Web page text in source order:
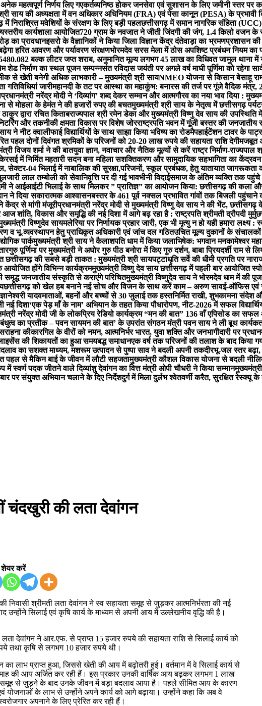
महत्वपूर्ण निर्णय लिए गएकर्तव्यनिष्ठ होकर जनसेवा एवं सुशासन के लिए जमीनी स्तर पर
साय की अध्यक्षता में वन अधिकार अधिनियम (FRA) एवं पेसा कानून (PESA) के प्रभावी
में निराश्रित मवेशियों के संरक्षण के लिए बड़ी पहलछत्तीसगढ़ में समान नागरिक संहिता
कार्यशाला आयोजित720 ग्राम के नवजात ने जीती जिंदगी की जंग, 1.4 किलो वजन के
का प्रावधानइसरो के वैज्ञानिकों ने किया जिला विज्ञान केंद्र दंतेवाड़ा का भ्रमणप्रशासन की
हरित आवरण और पर्यावरण संरक्षणभोरमदेव सरस मेला में ठोस अपशिष्ट प्रबंधन नियम का
बल्क लीटर जप्त शराब, अनुमानित मूल्य लगभग 45 लाख का विधिवत जामुल थाना में
शेड निर्माण का स्थल पूजन सम्पन्नसंत रविदास जयंती पर अगले वर्ष माघी पूर्णिमा को रहेगा
से खेती बनेगी अधिक लाभकारी – मुख्यमंत्री श्री सायNMEO योजना से किसान बेसाहू
जारीमहानदी के तट पर आस्था का महाकुंभ: बनारस की तर्ज पर गूंजे वैदिक मंत्र,
प्रधानमंत्री नरेंद्र मोदी ने ‘दिव्यांग’ शब्द देकर सम्मान और आत्मगौरव का नया भाव दिया :
से मोहला के हेमंत ने की हजारों रुपए की बचतमुख्यमंत्री श्री साय के नेतृत्व में छत्तीसगढ़
द्वारा रचित किताबराज्यपाल श्री रमेन डेका और मुख्यमंत्री विष्णु देव साय की
और तकनीकी क्षमता विकास पर विशेष जोरराष्ट्रपति भवन में गूंजी बस्तर की
ने नीट क्वालीफाई विद्यार्थियों के साथ साझा किया भविष्य का रोडमैपहाईटेंशन टावर के
पहल दोनों दिवंगत श्रमिकों के परिजनों को 20-20 लाख रुपये की सहायता राशि देगीमजबूत
विजय शर्मा ने की बातयुवा ज्ञान, नवाचार और नैतिक मूल्यों से करें राष्ट्र निर्माण-राज्यपाल
में निर्मित महतारी सदन बना महिला सशक्तिकरण और सामुदायिक सहभागिता का केंद्रवन
सेक्टर-04 भिलाई में नाबालिक की सुरक्षा,परिजनों, स्कूल प्रबंधक, हेतु यातायात जागरूकता
लाल तम्बोली को सेवानिवृत्ति पर दी गई भावभीनी विदाईसमाज के अंतिम व्यक्ति तक पहुंचे
ने आईआईटी भिलाई के साथ मिलकर ” प्रातिज्ञ” का आयोजन किया: छत्तीसगढ़ की कला
ने दिया सकारात्मक आश्वासनबस्तर के 461 पूर्व नक्सल प्रभावित गांवों तक बिजली
केंद्र से मांगी मंजूरीप्रधानमंत्री नरेंद्र मोदी से मुख्यमंत्री विष्णु देव साय ने की भेंट,
शांति, विकास और समृद्धि की नई दिशा में आगे बढ़ रहा है : राष्ट्रपति श्रीमती द्रौपदी मुर्मु
विष्णुदेव सायमलेरिया पर निर्णायक प्रहार जारी, एक भी मृत्यु न हो यही हमारा लक्ष्य :
व भू-व्यवस्थापन हेतु प्राधिकृत अधिकारी एवं जांच दल गठितउचित मूल्य दुकानों के संचालकों
पार्कमुख्यमंत्री श्री साय ने कैलाशपति धाम में किया जलाभिषेक: भगवान मनकामेश्वर
गुरु पूर्णिमा पर मुख्यमंत्री ने अघोर गुरु पीठ बनोरा में किए गुरु दर्शन, बाबा प्रियदर्शी राम से
छत्तीसगढ़ की सबसे बड़ी ताकत : मुख्यमंत्री श्री सायपट्टाधृति सर्वे की धीमी प्रगति पर
होंगे विभिन्न कार्यक्रममुख्यमंत्री विष्णु देव साय छत्तीसगढ़ में पहली बार आयोजित
समृद्ध जनजातीय संस्कृति से कराएंगे परिचितमुख्यमंत्री विष्णुदेव साय ने भोरमदेव धाम में की
छत्तीसगढ़ को खेल हब बनाने नई सोच और विजन के साथ करें काम – अरुण सावई-ऑफिस एवं
यादवमाताओं, बहनों और बच्चों से 30 जुलाई तक हस्तनिर्मित राखी, शुभकामना
नई दिशा‘एक पेड़ माँ के नाम’ अभियान के तहत किया पौधारोपण, नीट-2026 में सफल
नरेंद्र मोदी जी के लोकप्रिय रेडियो कार्यक्रम “मन की बात” 136 वाँ एपिसोड का
का प्रतीक – पवन सायमन की बात’ के उपरांत संगठन मंत्री पवन साय ने ली बूथ
कीकारगिल के वीरों को नमन, आत्मनिर्भर भारत, युवा शक्ति और जनभागीदारी पर
की शिकायतों का हुआ समयबद्ध समाधानएक वर्ष तक परिजनों की तलाश के बाद किया
का सशक्त माध्यम, मशरूम उत्पादन से पुष्पा साव ने बदली अपनी तकदीरभू-जल स्तर बढ़ा,
पहल से मैकिन बाई के जीवन में लौटी सहजतामुख्यमंत्री कौशल विकास योजना से बदली
में स्वर्ण पदक जीतने वाले दिव्यांशु देवांगन का वित्त मंत्री ओपी चौधरी ने किया सम्मान
पर संयुक्त अभियान चलाने के दिए निर्देशदुर्ग में मिला दुर्लभ श्वेतवर्णी करैत, सुरक्षित रेस्क्यू
चंदखुरी की लता देवांगन
शेयर करें
श्रीमती लता देवांगन ने स्व सहायता समूह से जुड़कर आत्मनिर्भरता की नई
सिलाई एवं कृषि कार्य के माध्यम से अपनी आय में उल्लेखनीय वृद्धि की है।
देवांगन ने आर.एफ. से प्राप्त 15 हजार रुपये की सहायता राशि से सिलाई कार्य को
तथा कृषि से लगभग 10 हजार रुपये थी।
लाभ प्राप्त हुआ, जिससे खेती की आय में बढ़ोतरी हुई। वर्तमान में वे सिलाई कार्य से
की आय अर्जित कर रही हैं। इस प्रकार उनकी वार्षिक आय बढ़कर लगभग 1 लाख
समूह से जुड़ने के बाद उनके जीवन में बड़ा बदलाव आया है। पहले सीमित आय के कारण
योजनाओं के लाभ से उन्होंने अपने कार्य को आगे बढ़ाया। उन्होंने कहा कि अब वे
अपनाने के लिए प्रेरित कर रही हैं।